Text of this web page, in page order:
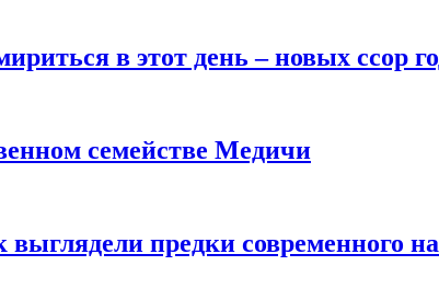
в этот день – новых ссор
семействе Медичи
предки современного